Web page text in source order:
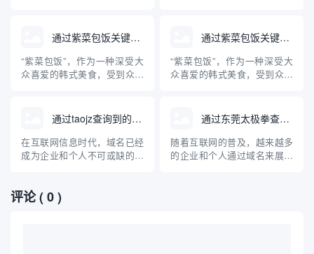
关域名受到行业关注。本文梳
理通过“库牌安防”关键词在主
流平台检索得到的相关域名，
并对安防公司为何重视域名布
关域名受到行业关注。本文梳
理通过“库牌安防”关键词在主
流平台检索得到的相关域名，
并对安防公司为何重视域名布
通过紫菜包饭关键词查询到的域名
“紫菜包饭”，作为一种深受大
众喜爱的韩式美食，受到众多
在互联网上可以查询到的相关
域名，并对“紫菜包饭”这一美
食进行专业科普，涵盖其起
源、制作方法、营养价值及与
通过紫菜包饭关键词查询到的域名
“紫菜包饭”，作为一种深受大
众喜爱的韩式美食，受到众多
在互联网上可以查询到的相关
域名，并对“紫菜包饭”这一美
食进行专业科普，涵盖其起
源、制作方法、营养价值及与
通过taojz查询到的域名网站
在互联网信息时代，域名已经
成为企业和个人不可或缺的网
易和管理需求也愈发旺盛。
taojz作为国内知名的域名查询
通过东莞太极拳查询域名
随着互联网的普及，越来越多
的企业和个人通过域名来展示
评论( 0 )